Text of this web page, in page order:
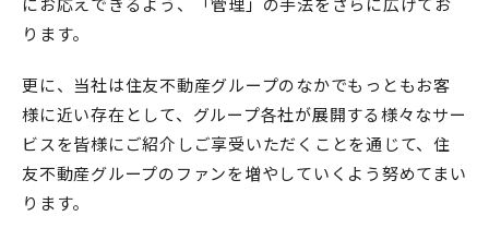
ります。
更に、当社は住友不動産グループのなかでもっともお客
様に近い存在として、グループ各社が展開する様々なサー
ビスを皆様にご紹介しご享受いただくことを通じて、住
友不動産グループのファンを増やしていくよう努めてまい
ります。